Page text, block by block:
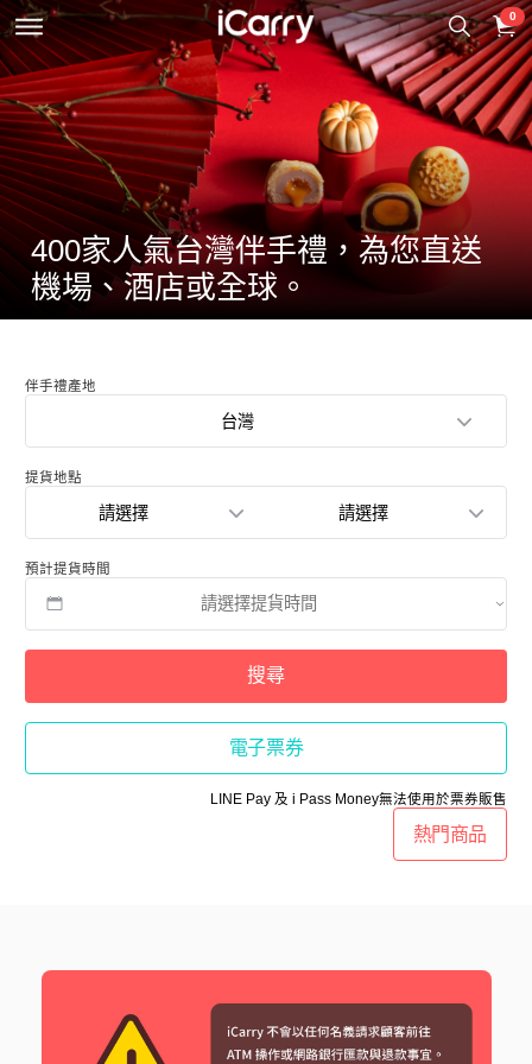
0
400家人氣台灣伴手禮，為您直送
機場、酒店或全球。
伴手禮產地
台灣
提貨地點
請選擇 請選擇
預計提貨時間
搜尋
電子票券
LINE Pay 及 i Pass Money無法使用於票券販售
熱門商品